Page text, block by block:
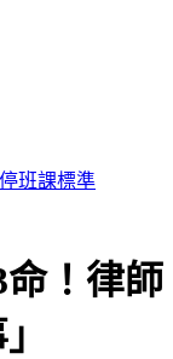
公里
！律師